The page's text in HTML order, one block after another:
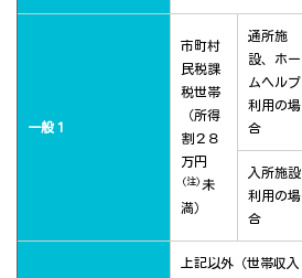
一般１
市町村
民税課
税世帯
（所得
割２８
万円
(注) 未
満）
通所施
設、ホー
ムヘルプ
利用の場
合
入所施設
利用の場
合
上記以外（世帯収入